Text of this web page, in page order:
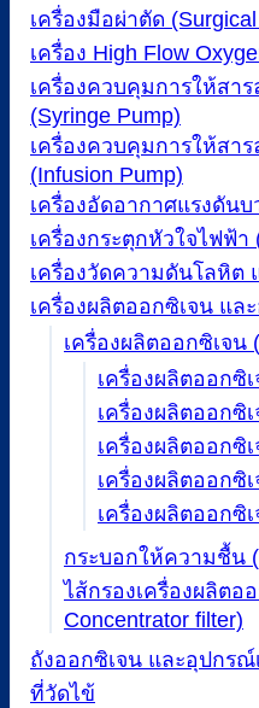
เครื่องมือผ่าตัด
เครื่อง High Flow
เครื่องควบคุมการให้สา
(Syringe Pump)
เครื่องควบคุมการให้สา
(Infusion Pump)
เครื่องอัดอากาศแรงดันบ
เครื่องกระตุกหัวใจไฟฟ้า
เครื่องวัดความดันโลหิต
เครื่องผลิตออกซิเจน แล
เครื่องผลิตออกซิเจน
เครื่องผลิตออกซิ
เครื่องผลิตออกซิ
เครื่องผลิตออกซิ
เครื่องผลิตออกซิ
เครื่องผลิตออกซิ
กระบอกให้ความชื้น
ไส้กรองเครื่องผลิตอ
Concentrator filter)
ถังออกซิเจน และอุปกรณ์
ที่วัดไข้